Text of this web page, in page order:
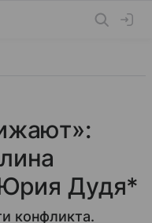
Дудя*
конфликта.